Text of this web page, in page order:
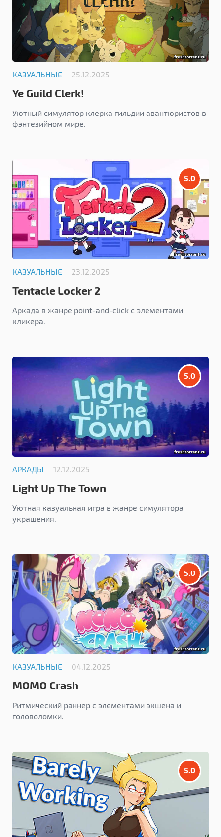
КАЗУАЛЬНЫЕ 25.12.2025
Ye Guild Clerk!
Уютный симулятор клерка гильдии авантюристов в
фэнтезийном мире.
5.0
КАЗУАЛЬНЫЕ 23.12.2025
Tentacle Locker 2
Аркада в жанре point-and-click с элементами
кликера.
5.0
АРКАДЫ 12.12.2025
Light Up The Town
Уютная казуальная игра в жанре симулятора
украшения.
5.0
КАЗУАЛЬНЫЕ 04.12.2025
MOMO Crash
Ритмический раннер с элементами экшена и
головоломки.
5.0